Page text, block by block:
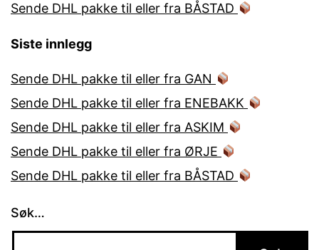
Sende DHL pakke til eller fra BÅSTAD
Siste innlegg
Sende DHL pakke til eller fra GAN
Sende DHL pakke til eller fra ENEBAKK
Sende DHL pakke til eller fra ASKIM
Sende DHL pakke til eller fra ØRJE
Sende DHL pakke til eller fra BÅSTAD
Søk…